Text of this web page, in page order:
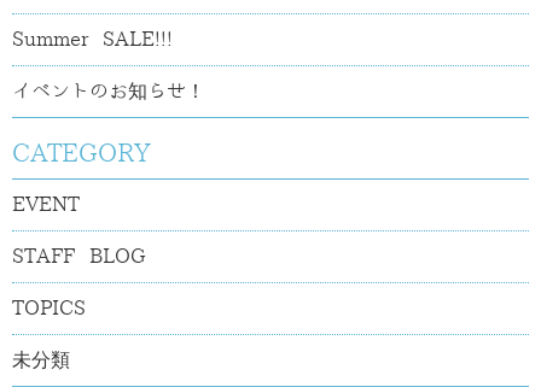
Summer SALE!!!
イベントのお知らせ！
CATEGORY
EVENT
STAFF BLOG
TOPICS
未分類